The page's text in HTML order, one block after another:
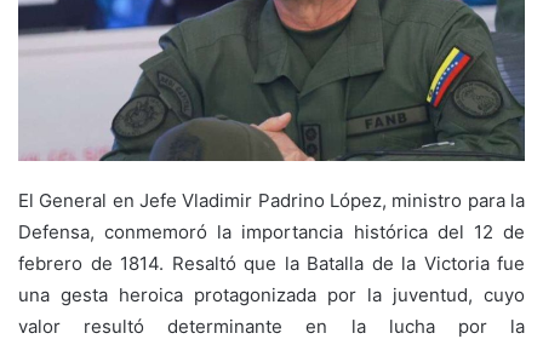
El General en Jefe Vladimir Padrino López, ministro para la
Defensa, conmemoró la importancia histórica del 12 de
febrero de 1814. Resaltó que la Batalla de la Victoria fue
una gesta heroica protagonizada por la juventud, cuyo
valor resultó determinante en la lucha por la